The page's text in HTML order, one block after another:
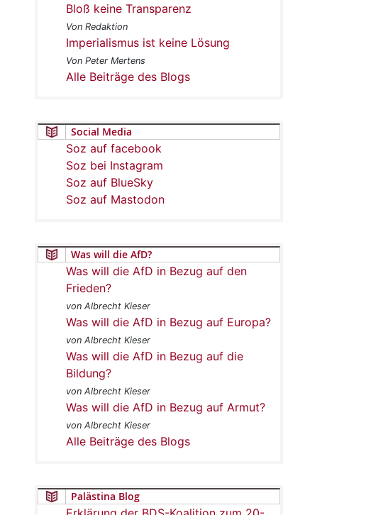
Bloß keine Transparenz
Von Redaktion
Imperialismus ist keine Lösung
Von Peter Mertens
Alle Beiträge des Blogs
Social Media
Soz auf facebook
Soz bei Instagram
Soz auf BlueSky
Soz auf Mastodon
Was will die AfD?
Was will die AfD in Bezug auf den
Frieden?
von Albrecht Kieser
Was will die AfD in Bezug auf Europa?
von Albrecht Kieser
Was will die AfD in Bezug auf die
Bildung?
von Albrecht Kieser
Was will die AfD in Bezug auf Armut?
von Albrecht Kieser
Alle Beiträge des Blogs
Palästina Blog